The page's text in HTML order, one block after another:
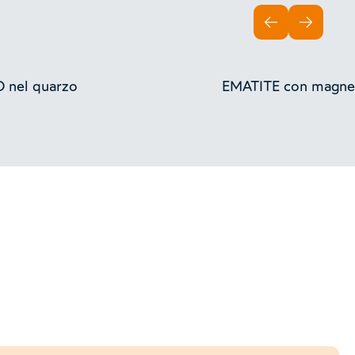
nel quarzo EMATITE con
INDIETROAVANTI